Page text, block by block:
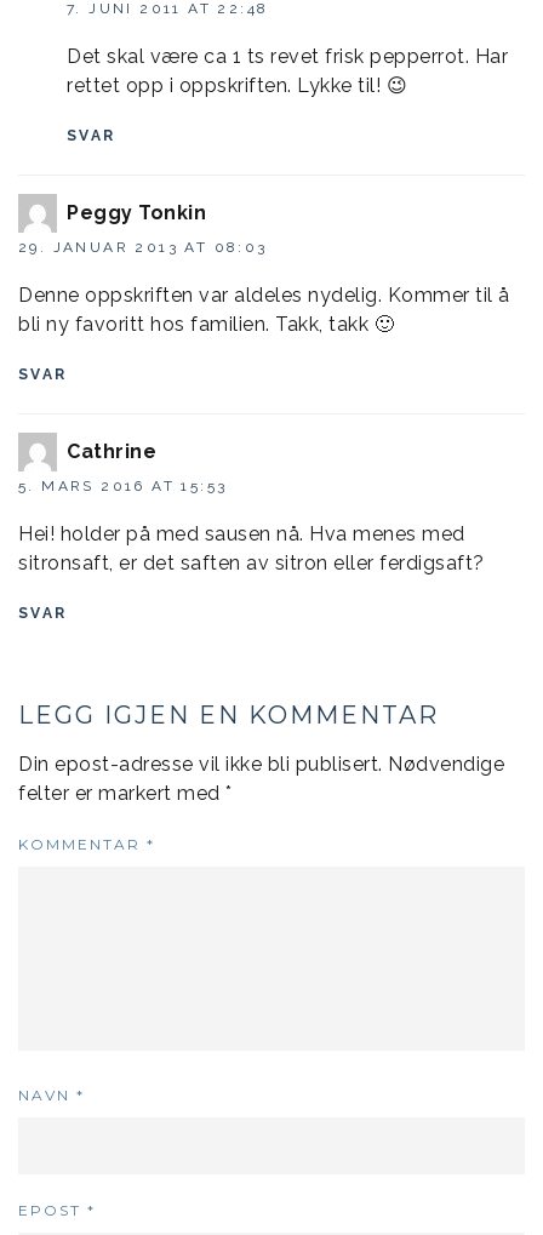
7. JUNI 2011 AT 22:48
Det skal være ca 1 ts revet frisk pepperrot. Har
rettet opp i oppskriften. Lykke til! 😉
SVAR
Peggy Tonkin
29. JANUAR 2013 AT 08:03
Denne oppskriften var aldeles nydelig. Kommer til å
bli ny favoritt hos familien. Takk, takk 🙂
SVAR
Cathrine
5. MARS 2016 AT 15:53
Hei! holder på med sausen nå. Hva menes med
sitronsaft, er det saften av sitron eller ferdigsaft?
SVAR
LEGG IGJEN EN KOMMENTAR
Din epost-adresse vil ikke bli publisert. Nødvendige
felter er markert med *
KOMMENTAR *
NAVN *
EPOST *